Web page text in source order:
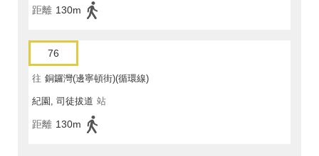
距離 130m
76
往 銅鑼灣(邊寧頓街)(循環線)
紀園, 司徒拔道 站
距離 130m